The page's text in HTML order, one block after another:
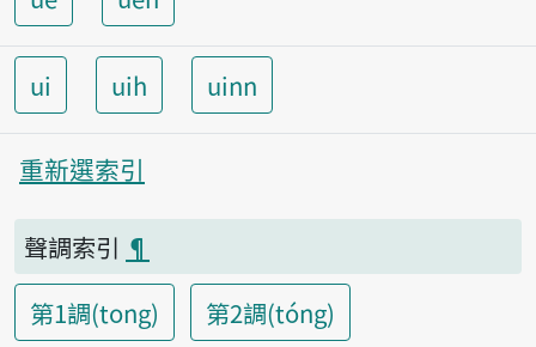
ui uih uinn
重新選索引
聲調索引 ¶
第1調(tong)
第2調(tóng)